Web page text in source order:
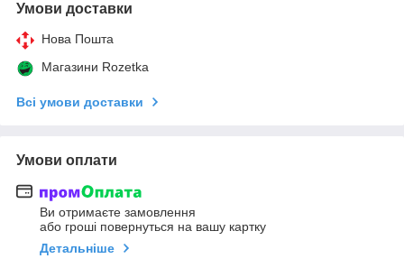
Умови доставки
Нова Пошта
Магазини Rozetka
Всі умови доставки
Умови оплати
Ви отримаєте замовлення
або гроші повернуться на вашу картку
Детальніше